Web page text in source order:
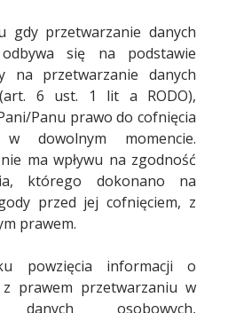
gdy przetwarzanie danych
się na podstawie
na przetwarzanie danych
6 ust. 1 lit a RODO),
Panu prawo do cofnięcia
dowolnym momencie.
ma wpływu na zgodność
którego dokonano na
przed jej cofnięciem, z
prawem.
powzięcia informacji o
z prawem przetwarzaniu w
danych osobowych,